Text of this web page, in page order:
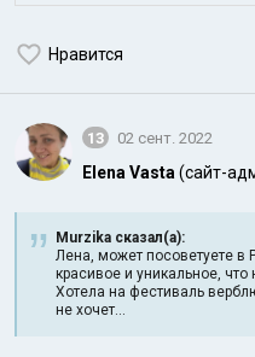
Нравится
13 02 сент. 2022
Elena Vasta (сайт-
Murzika сказал(а):
Лена, может посоветуете в
красивое и уникальное, что
Хотела на фестиваль
не хочет...